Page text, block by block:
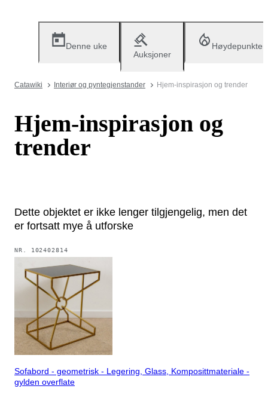
Denne uke
Auksjoner
Høydepunkter
Catawiki Interiør og pyntegjenstander Hjem-inspirasjon og trender
Hjem-inspirasjon og
trender
Dette objektet er ikke lenger tilgjengelig, men det
er fortsatt mye å utforske
NR. 102402814
Sofabord - geometrisk - Legering, Glass, Komposittmateriale -
gylden overflate